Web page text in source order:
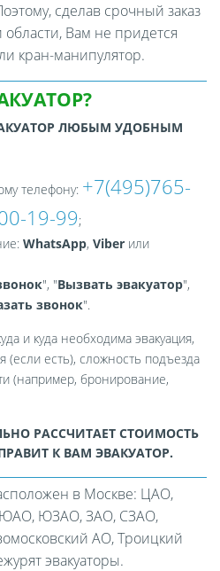
сделав срочный заказ
Вам не придется
кран-манипулятор.
ЛЮБЫМ УДОБНЫМ
телефону: +7(495)765-
19-99;
WhatsApp, Viber или
", "Вызвать эвакуатор",
звонок".
и куда необходима эвакуация,
есть), сложность подъезда
(например, бронирование,
РАССЧИТАЕТ СТОИМОСТЬ
К ВАМ ЭВАКУАТОР.
в Москве: ЦАО,
ЮЗАО, ЗАО, СЗАО,
АО, Троицкий
эвакуаторы.